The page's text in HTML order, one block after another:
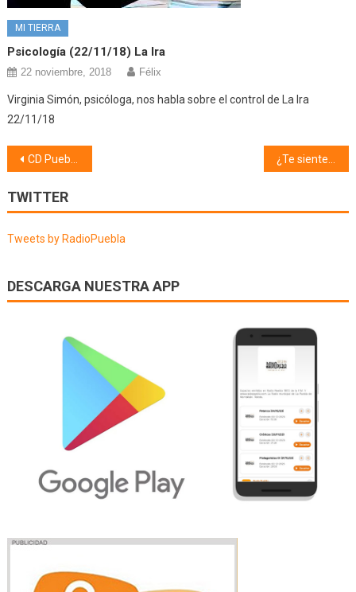
MI TIERRA
Psicología (22/11/18) La Ira
22 noviembre, 2018 Félix
Virginia Simón, psicóloga, nos habla sobre el control de La Ira
22/11/18
Navegación
de
entradas
CD Puebla (25/10/21)
TWITTER
Tweets by RadioPuebla
DESCARGA NUESTRA APP